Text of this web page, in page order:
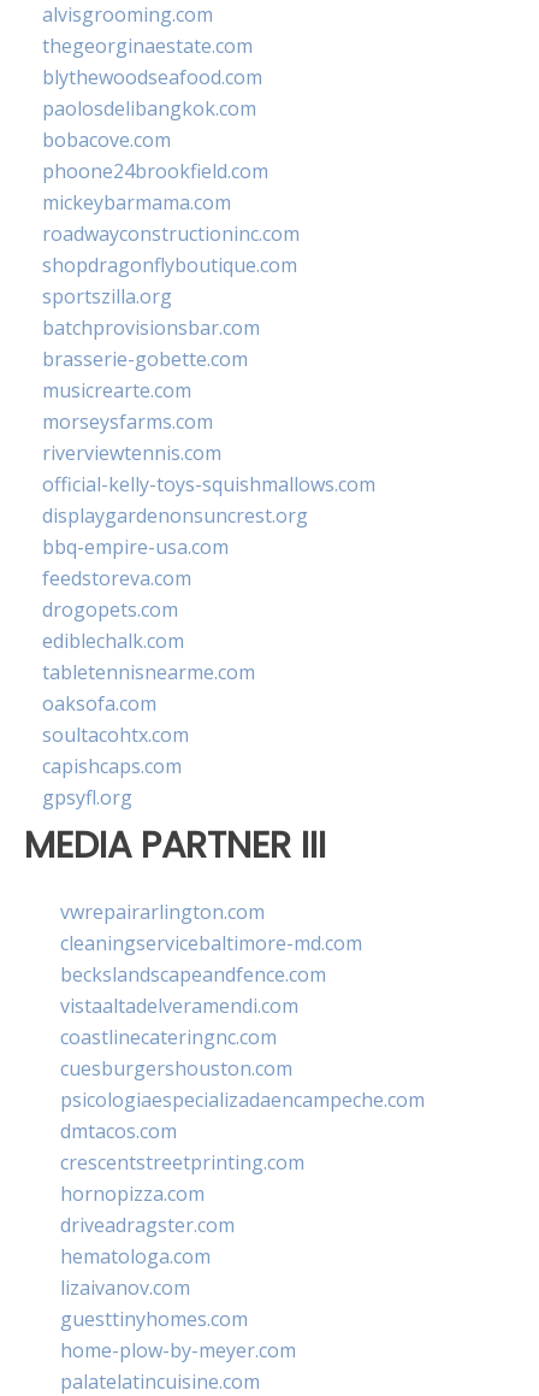
alvisgrooming.com
thegeorginaestate.com
blythewoodseafood.com
paolosdelibangkok.com
bobacove.com
phoone24brookfield.com
mickeybarmama.com
roadwayconstructioninc.com
shopdragonflyboutique.com
sportszilla.org
batchprovisionsbar.com
brasserie-gobette.com
musicrearte.com
morseysfarms.com
riverviewtennis.com
official-kelly-toys-squishmallows.com
displaygardenonsuncrest.org
bbq-empire-usa.com
feedstoreva.com
drogopets.com
ediblechalk.com
tabletennisnearme.com
oaksofa.com
soultacohtx.com
capishcaps.com
gpsyfl.org
MEDIA PARTNER III
vwrepairarlington.com
cleaningservicebaltimore-md.com
beckslandscapeandfence.com
vistaaltadelveramendi.com
coastlinecateringnc.com
cuesburgershouston.com
psicologiaespecializadaencampeche.com
dmtacos.com
crescentstreetprinting.com
hornopizza.com
driveadragster.com
hematologa.com
lizaivanov.com
guesttinyhomes.com
home-plow-by-meyer.com
palatelatincuisine.com